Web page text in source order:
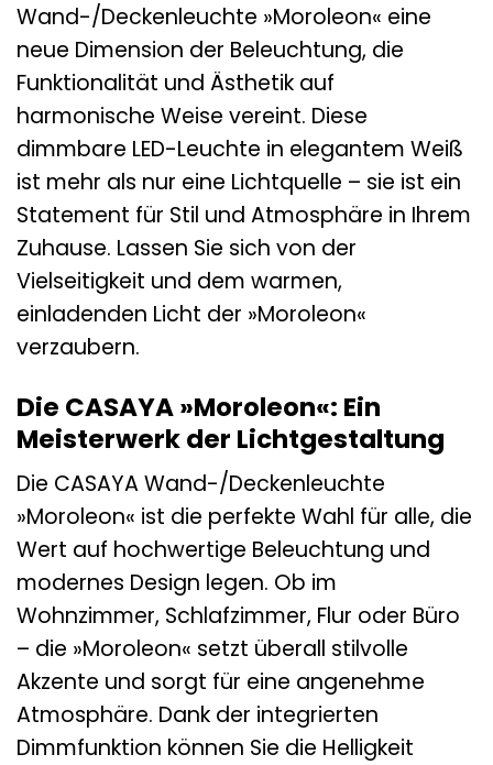
Wand-/Deckenleuchte »Moroleon« eine
neue Dimension der Beleuchtung, die
Funktionalität und Ästhetik auf
harmonische Weise vereint. Diese
dimmbare LED-Leuchte in elegantem Weiß
ist mehr als nur eine Lichtquelle – sie ist ein
Statement für Stil und Atmosphäre in Ihrem
Zuhause. Lassen Sie sich von der
Vielseitigkeit und dem warmen,
einladenden Licht der »Moroleon«
verzaubern.
Die CASAYA »Moroleon«: Ein
Meisterwerk der Lichtgestaltung
Die CASAYA Wand-/Deckenleuchte
»Moroleon« ist die perfekte Wahl für alle, die
Wert auf hochwertige Beleuchtung und
modernes Design legen. Ob im
Wohnzimmer, Schlafzimmer, Flur oder Büro
– die »Moroleon« setzt überall stilvolle
Akzente und sorgt für eine angenehme
Atmosphäre. Dank der integrierten
Dimmfunktion können Sie die Helligkeit